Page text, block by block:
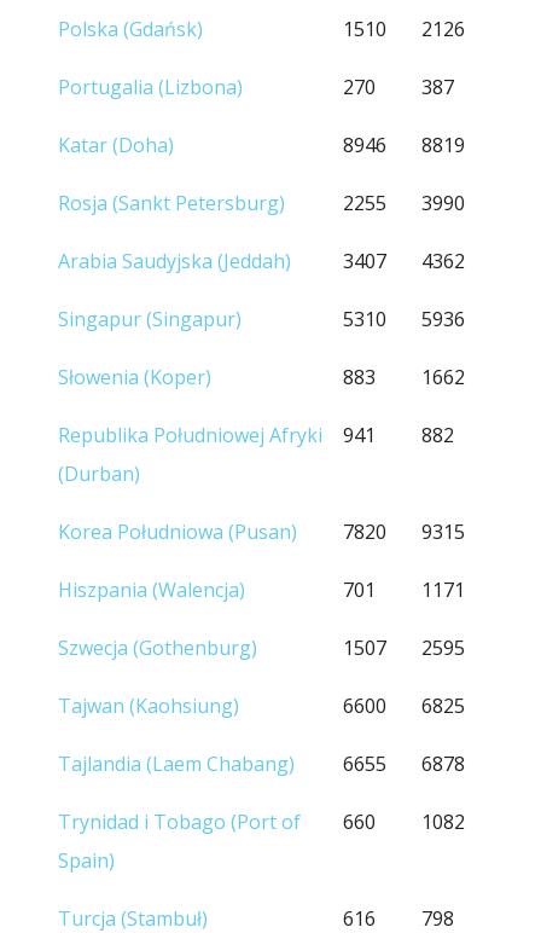
Polska (Gdańsk) 1510 2126
Portugalia (Lizbona) 270 387
Katar (Doha) 8946 8819
Rosja (Sankt Petersburg) 2255 3990
Arabia Saudyjska (Jeddah) 3407 4362
Singapur (Singapur) 5310 5936
Słowenia (Koper) 883 1662
Republika Południowej Afryki
(Durban)
941 882
Korea Południowa (Pusan) 7820 9315
Hiszpania (Walencja) 701 1171
Szwecja (Gothenburg) 1507 2595
Tajwan (Kaohsiung) 6600 6825
Tajlandia (Laem Chabang) 6655 6878
Trynidad i Tobago (Port of
Spain)
660 1082
Turcja (Stambuł) 616 798